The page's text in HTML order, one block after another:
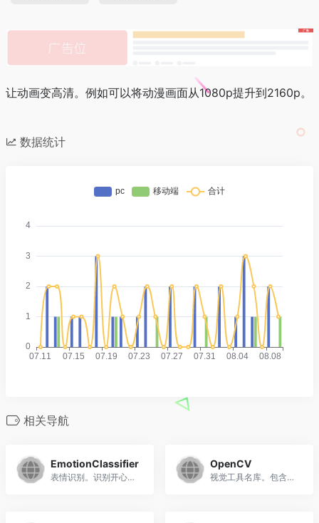
让动画变高清。例如可以将动漫画面从1080p提升到2160p。
数据统计
相关导航
EmotionClassifier
表情识别。识别开心，悲伤，惊讶等等表情
OpenCV
视觉工具名库。包含了很多计算机视觉领域的功能，例如人脸识别，目标检测，轨迹跟踪，手势识别，图像实例分割等等